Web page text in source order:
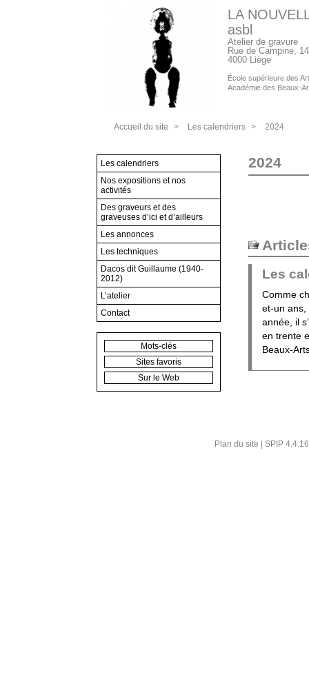
LA
asbl
Atelier de gravure
Rue de Campine, 14
4000 Liège
École supérieure des
Académie des Beaux-
Accueil du site > Les calendriers > 2024
2024
Les
Comme
et-un ans,
année, il
en trente
Beaux-
Les calendriers
Nos expositions et nos
activités
Des graveurs et des
graveuses d’ici et d’ailleurs
Les annonces
Les techniques
Dacos dit Guillaume (1940-
2012)
L’atelier
Contact
Mots-clés
Sites favoris
Sur le Web
Plan du site SPIP 4.4.16